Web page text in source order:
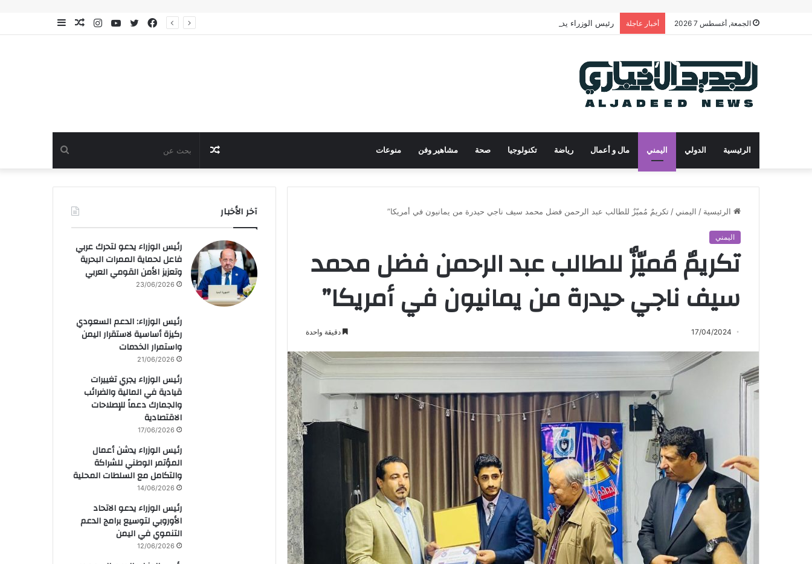
الجمعة, أغسطس 7 2026 أخبار عاجلة رئيس الوزراء يدعو لتحرك عربي فاعل لحماية الممرات البحرية وتعزيز الأمن القومي العربي
مقال
انستقرام يوتيوب تويتر
فيسبوك
الرئيسية الدولي اليمني مال و أعمال رياضة تكنولوجيا صحة مشاهير وفن منوعات
عن
مقال
عشوائي
الرئيسية / اليمني / تكريمٌ مُميّزٌ للطالب عبد الرحمن فضل محمد سيف ناجي حيدرة من يمانيون في أمريكا”
اليمني
تكريمٌ مُميّزٌ للطالب عبد الرحمن فضل محمد
سيف ناجي حيدرة من يمانيون في أمريكا”
17/04/2024 دقيقة واحدة
آخر الأخبار
رئيس الوزراء يدعو لتحرك عربي
فاعل لحماية الممرات البحرية
وتعزيز الأمن القومي العربي
23/06/2026
رئيس الوزراء: الدعم السعودي
ركيزة أساسية لاستقرار اليمن
واستمرار الخدمات
21/06/2026
رئيس الوزراء يجري تغييرات
قيادية في المالية والضرائب
والجمارك دعماً للإصلاحات
الاقتصادية
17/06/2026
رئيس الوزراء يدشن أعمال
المؤتمر الوطني للشراكة
والتكامل مع السلطات المحلية
14/06/2026
رئيس الوزراء يدعو الاتحاد
الأوروبي لتوسيع برامج الدعم
التنموي في اليمن
12/06/2026